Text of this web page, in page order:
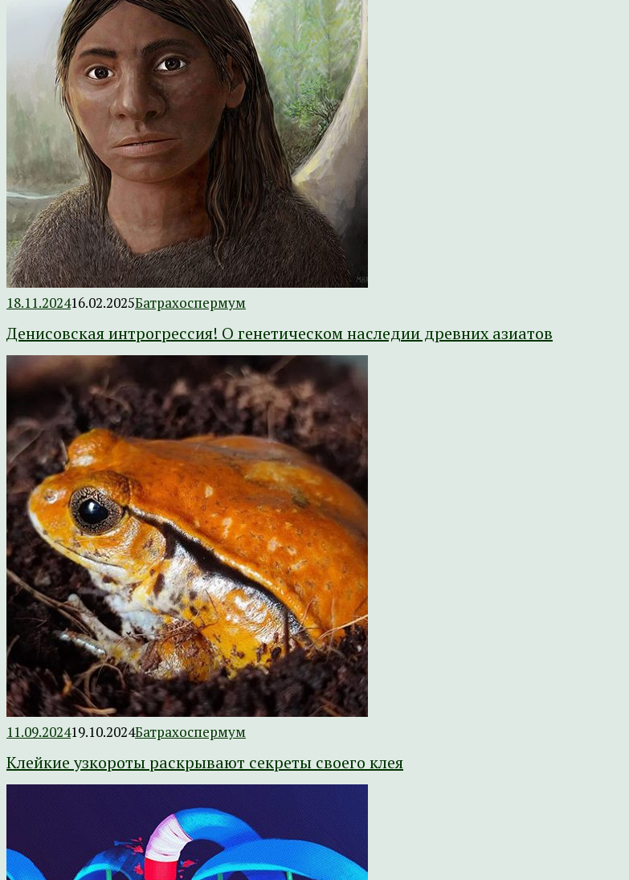
18.11.202416.02.2025Батрахоспермум
Денисовская интрогрессия! О генетическом наследии древних азиатов
11.09.202419.10.2024Батрахоспермум
Клейкие узкороты раскрывают секреты своего клея